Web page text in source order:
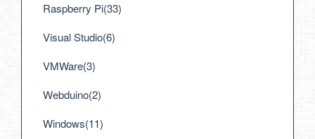
Raspberry Pi(33)
Visual Studio(6)
VMWare(3)
Webduino(2)
Windows(11)